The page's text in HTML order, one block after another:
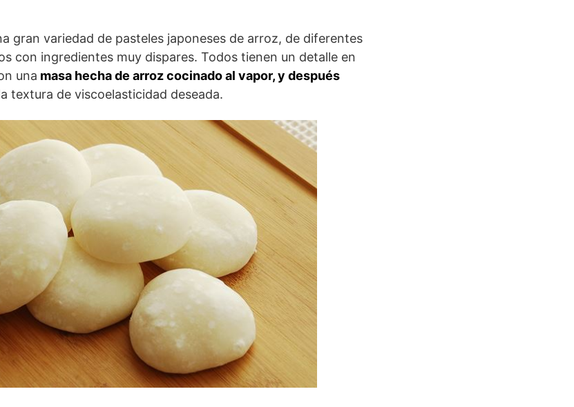
gran variedad de pasteles japoneses de arroz, de diferentes
con ingredientes muy dispares. Todos tienen un detalle en
una masa hecha de arroz cocinado al vapor, y después
textura de viscoelasticidad deseada.